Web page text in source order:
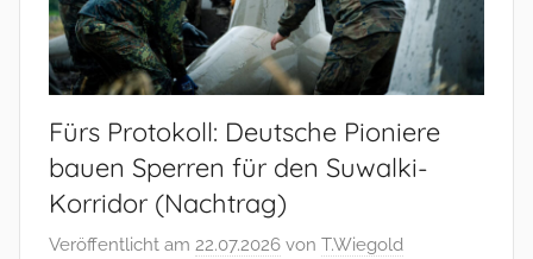
Fürs Protokoll: Deutsche Pioniere
bauen Sperren für den Suwalki-
Korridor (Nachtrag)
Veröffentlicht am 22.07.2026 von T.Wiegold